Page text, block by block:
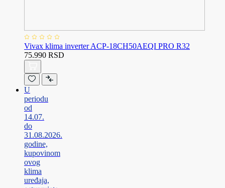
Vivax klima inverter ACP-18CH50AEQI PRO R32
75.990 RSD
U
periodu
od
14.07.
do
31.08.2026.
godine,
kupovinom
ovog
klima
uređaja,